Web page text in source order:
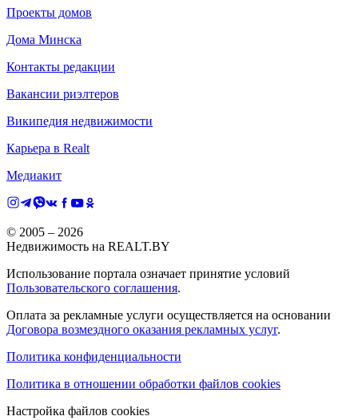
Проекты домов
Дома Минска
Контакты редакции
Вакансии риэлтеров
Википедия недвижимости
Карьера в Realt
Медиакит
© 2005 – 2026
Недвижимость на REALT.BY
Использование портала означает принятие условий
Пользовательского соглашения.
Оплата за рекламные услуги осуществляется на основании
Договора возмездного оказания рекламных услуг.
Политика конфиденциальности
Политика в отношении обработки файлов cookies
Настройка файлов cookies